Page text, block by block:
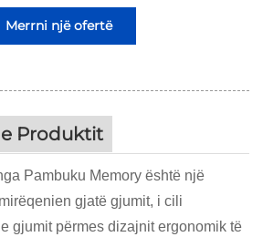
Merrni një ofertë
Produktit
Pambuku Memory është një
gjatë gjumit, i cili
gjumit përmes dizajnit ergonomik të